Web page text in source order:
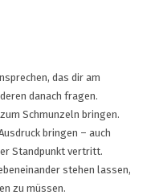
das dir am
danach fragen.
Schmunzeln bringen.
bringen – auch
Standpunkt vertritt.
stehen lassen,
zu müssen.